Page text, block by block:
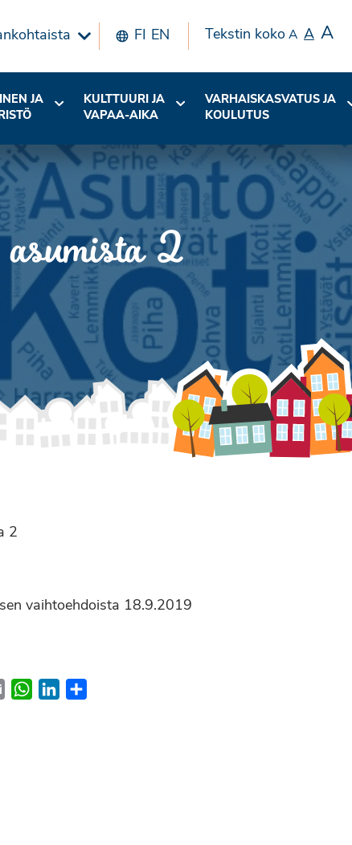
FI EN Tekstin koko A A A
JA
KULTTUURI JA
VAPAA-AIKA
VARHAISKASVATUS JA
KOULUTUS
2
2
vaihtoehdoista 18.9.2019
Email WhatsApp
LinkedIn